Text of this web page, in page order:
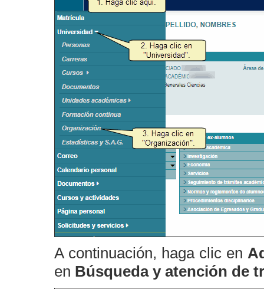
A continuación, haga clic en
en Búsqueda y atención de